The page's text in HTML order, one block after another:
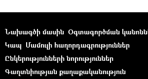
Նախագծի մասին Օգտագործման
Կապ Մամուլի հաղորդագրություններ
Ընկերությունների նորություններ
Գաղտնիության քաղաքականություն